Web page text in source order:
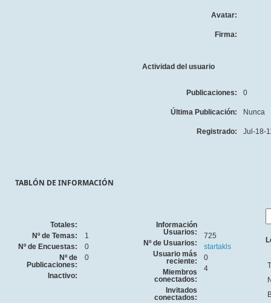
Avatar:
Firma:
Actividad del usuario
Publicaciones: 0
Última Publicación: Nunca
Registrado: Jul-18-
TABLÓN DE INFORMACIÓN
Totales:
Nº de Temas:
1
Nº de Encuestas:
0
Nº de
Publicaciones:
0
Inactivo:
Información
Usuarios:
Nº de Usuarios:
725
Usuario más
reciente:
startakls
Miembros
conectados:
0
Invitados
conectados:
4